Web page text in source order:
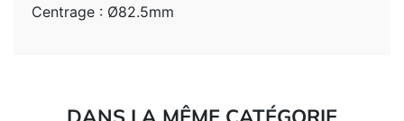
Centrage : Ø82.5mm